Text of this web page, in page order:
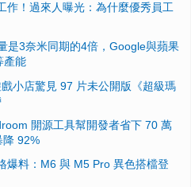
作！過來人曝光：為什麼優秀員工
是3奈米同期的4倍，Google與蘋果
產能
小店驚見 97 片未公開版《超級瑪
開源工具幫開發者省下 70 萬
降 92%
爆料：M6 與 M5 Pro 異色搭檔登